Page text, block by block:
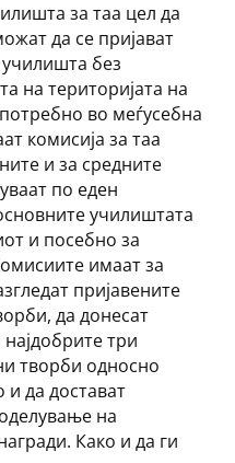
за таа цел да
да се пријават
без
на територијата на
во меѓусебна
комисија за таа
и за средните
по еден
училиштата
и посебно за
имаат за
пријавените
да донесат
три
творби односно
и да достават
на
Како и да ги